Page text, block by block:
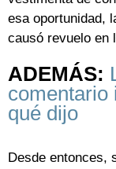
esa oportunidad,
causó revuelo en
ADEMÁS:
comentario
qué dijo
Desde entonces,